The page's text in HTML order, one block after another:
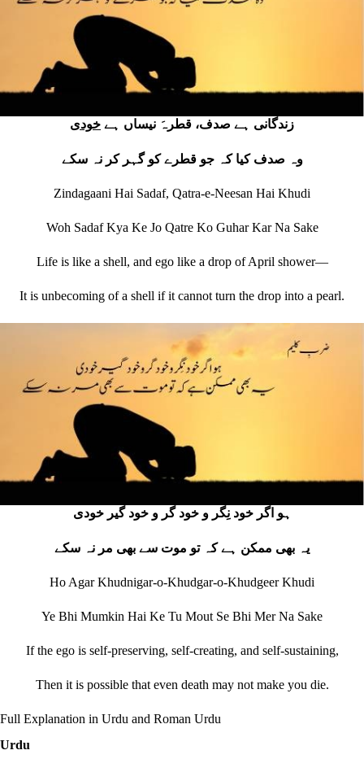
زندگانی ہے صدف، قطرہَ نیساں ہے خودی
وہ صدف کیا کہ جو قطرے کو گہر کر نہ سکے
Zindagaani Hai Sadaf, Qatra-e-Neesan Hai Khudi
Woh Sadaf Kya Ke Jo Qatre Ko Guhar Kar Na Sake
Life is like a shell, and ego like a drop of April shower—
It is unbecoming of a shell if it cannot turn the drop into a pearl.
ہو اگر خود نِگر و خود گر و خود گیر خودی
یہ بھی ممکن ہے کہ تو موت سے بھی مر نہ سکے
Ho Agar Khudnigar-o-Khudgar-o-Khudgeer Khudi
Ye Bhi Mumkin Hai Ke Tu Mout Se Bhi Mer Na Sake
If the ego is self‐preserving, self‐creating, and self‐sustaining,
Then it is possible that even death may not make you die.
Full Explanation in Urdu and Roman Urdu
Urdu